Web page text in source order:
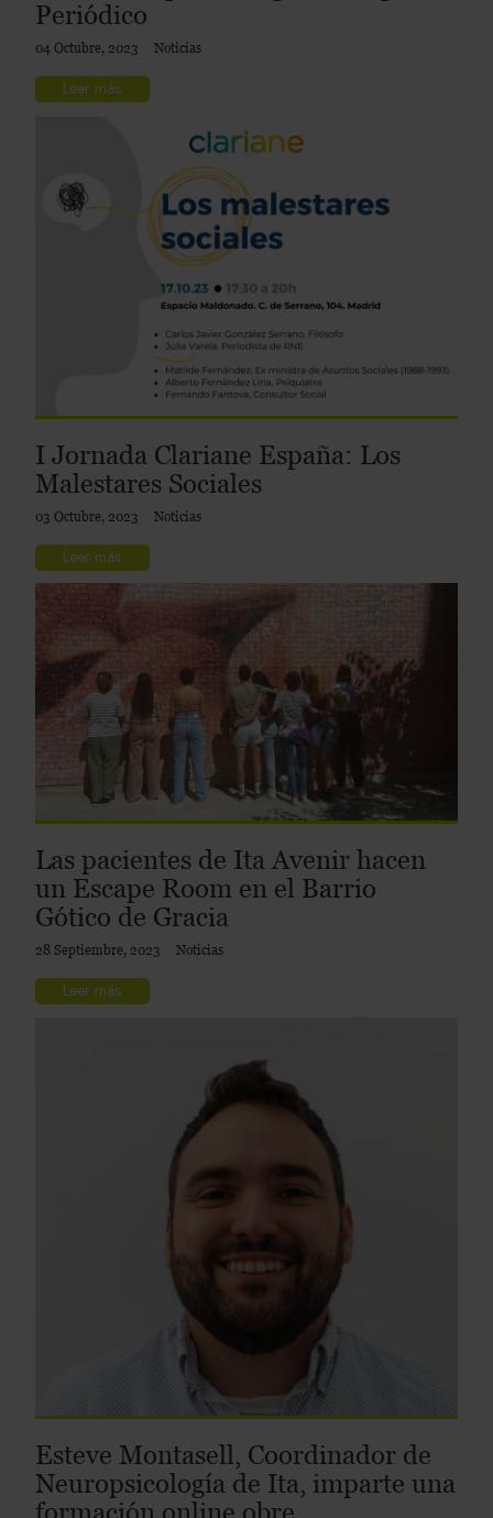
Periódico
04 Octubre, 2023 Noticias
Leer más
I Jornada Clariane España: Los
Malestares Sociales
03 Octubre, 2023 Noticias
Leer más
Las pacientes de Ita Avenir hacen
un Escape Room en el Barrio
Gótico de Gracia
28 Septiembre, 2023 Noticias
Leer más
Esteve Montasell, Coordinador de
Neuropsicología de Ita, imparte una